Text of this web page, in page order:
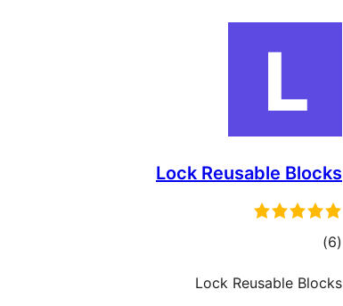
Lock Reusable Blocks
(6 مجموع)
Lock Reusable Blocks